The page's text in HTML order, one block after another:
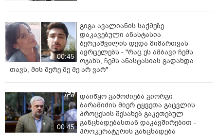
00:45
გიგა ავალიანის საქმეზე
დაკავებული ანასტასია
ბერუაშვილის დედა მიმართვას
ავრცელებს - "რაც ეს ამბავი ჩემს
ოჯახს, ჩემს ანასტასიას გადახდა
თავს, მის მერე მე მე არ ვარ"
00:45
დაიწყო გამოძიება გიორგი
ბარამიძის მიერ ტყვეთა გაცვლის
პროცესის შესახებ გაკეთებულ
განცხადებასთან დაკავშირებით -
პროკურატურის განცხადება